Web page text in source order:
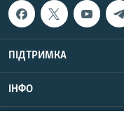
ПІДТРИМКА
ІНФО